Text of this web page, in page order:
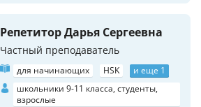
Репетитор Дарья Сергеевна
Частный преподаватель
для начинающих HSK
и еще 1
школьники 9-11 класса, студенты,
взрослые